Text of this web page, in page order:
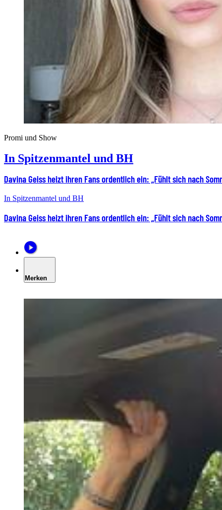
Promi und Show
In Spitzenmantel und BH
Davina Geiss heizt ihren Fans ordentlich ein: „Fühlt sich nach
In Spitzenmantel und BH
Davina Geiss heizt ihren Fans ordentlich ein: „Fühlt sich nach
Merken